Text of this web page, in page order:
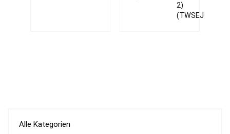
2)
(TWSEJ061LS)
Alle Kategorien